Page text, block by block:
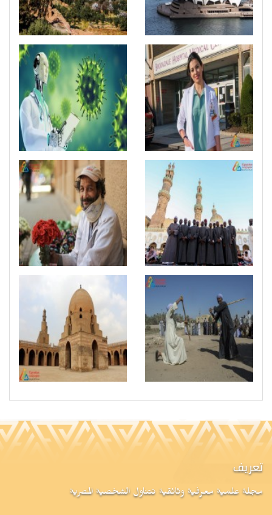
تعريف
مجلة علمية معرفية وثائقية تتناول الشخصية المصرية